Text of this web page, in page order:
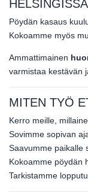
HELSINGISSÄ
Pöydän kasaus
Kokoamme myös
Ammattimainen
varmistaa kestävän
MITEN TYÖ
Kerro meille,
Sovimme sopivan
Saavumme paikalle
Kokoamme pöydän
Tarkistamme